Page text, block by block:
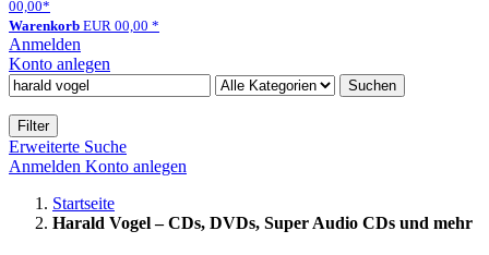
00,00*
Warenkorb EUR 00,00 *
Anmelden
Konto anlegen
Suchen
Filter
Erweiterte Suche
Anmelden Konto anlegen
Startseite
Harald Vogel – CDs, DVDs, Super Audio CDs und mehr